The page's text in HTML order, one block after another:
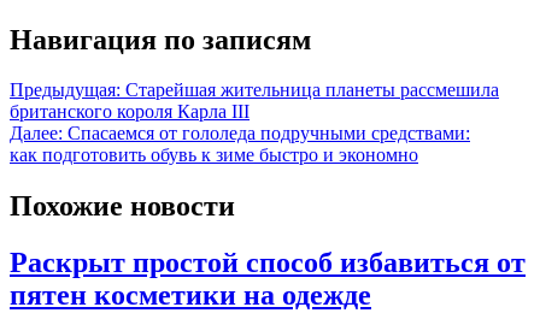
Навигация по записям
Предыдущая: Старейшая жительница планеты рассмешила
британского короля Карла III
Далее: Спасаемся от гололеда подручными средствами:
как подготовить обувь к зиме быстро и экономно
Похожие новости
Раскрыт простой способ избавиться от
пятен косметики на одежде